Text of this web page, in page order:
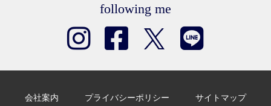
following me
会社案内 プライバシーポリシー サイトマップ